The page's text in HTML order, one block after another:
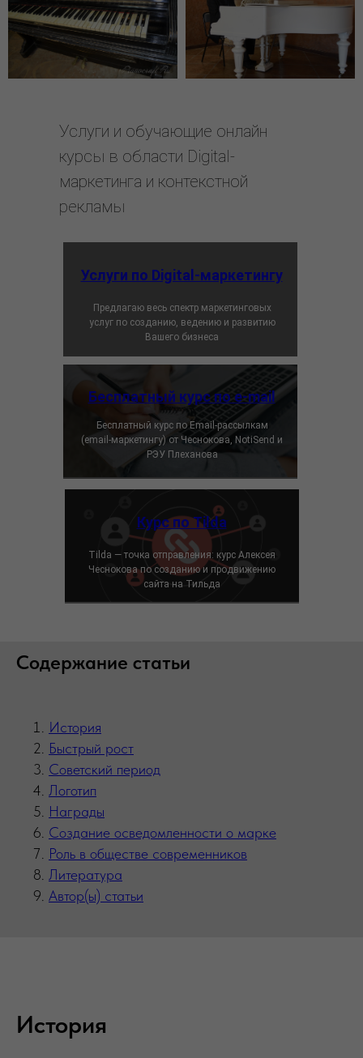
Услуги по Digital-маркетингу
Предлагаю весь спектр маркетинговых
услуг по созданию, ведению и развитию
Вашего бизнеса
Бесплатный курс по e-mail
Бесплатный курс по Email-рассылкам
(email-маркетингу) от Чеснокова, NotiSend и
РЭУ Плеханова
Услуги и обучающие онлайн
курсы в области Digital-
маркетинга и контекстной
рекламы
Курс по Tilda
Tilda — точка отправления: курс Алексея
Чеснокова по созданию и продвижению
сайта на Тильда
Содержание статьи
История
Быстрый рост
Советский период
Логотип
Награды
Создание осведомленности о марке
Роль в обществе современников
Литература
Автор(ы) статьи
История